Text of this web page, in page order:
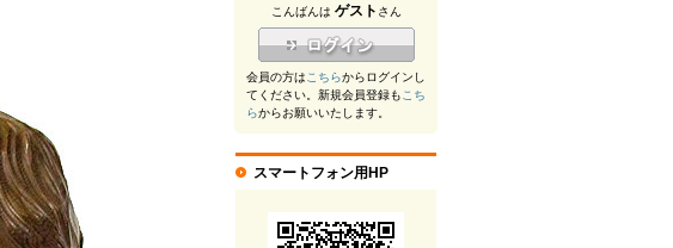
こんばんは ゲスト さん
会員の方はこちらからログインし
てください。新規会員登録もこち
らからお願いいたします。
スマートフォン用HP